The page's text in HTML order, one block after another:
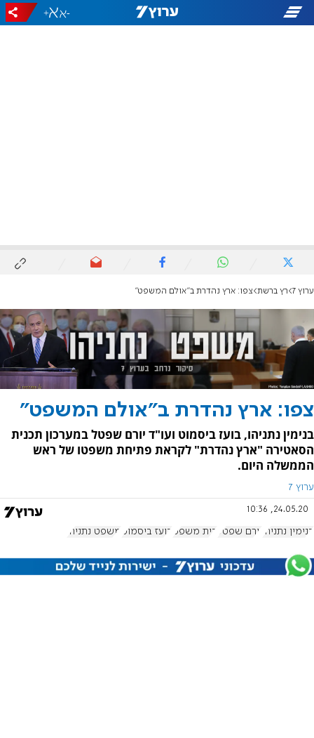
-
+
ערוץ 7 רץ ברשת צפו: ארץ נהדרת ב"אולם המשפט"
צפו: ארץ נהדרת ב"אולם המשפט"
בנימין נתניהו, בועז ביסמוט ועו"ד יורם שפטל במערכון תכנית
הסאטירה "ארץ נהדרת" לקראת פתיחת משפטו של ראש
הממשלה היום.
ערוץ 7
24.05.20, 10:36
בנימין נתניהו יורם שפטל בית משפט בועז ביסמוט משפט נתניהו